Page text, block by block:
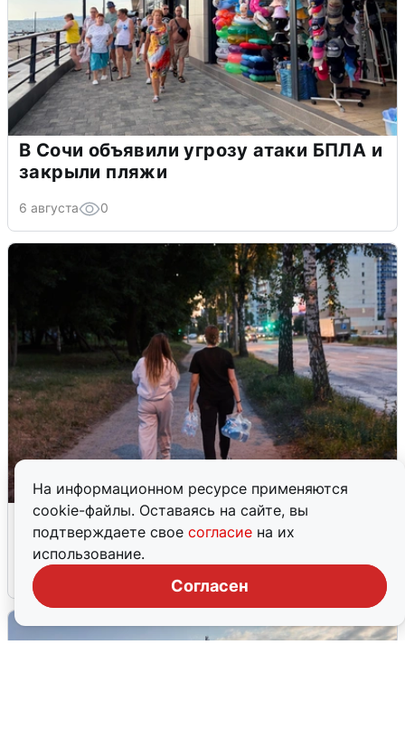
На информационном ресурсе применяются
cookie-файлы. Оставаясь на сайте, вы
подтверждаете свое согласие на их
использование.
Согласен
В Сочи объявили угрозу атаки БПЛА и
закрыли пляжи
6 августа 0
Опубликована карта отключений
воды в Воронеже
6 августа